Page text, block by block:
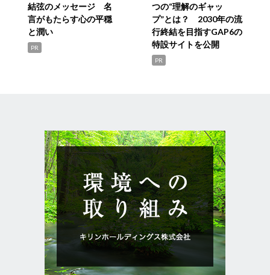
結弦のメッセージ 名
言がもたらす心の平穏
と潤い
PR
つの“理解のギャッ
プ”とは？ 2030年の流
行終結を目指すGAP6の
特設サイトを公開
PR